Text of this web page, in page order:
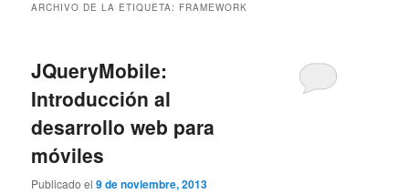
ARCHIVO DE LA ETIQUETA: FRAMEWORK
JQueryMobile:
Introducción al
desarrollo web para
móviles
Publicado el9 de noviembre, 2013